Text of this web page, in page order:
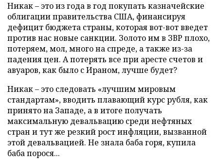
Никак – это из года в год покупать казначейские
облигации правительства США, финансируя
дефицит бюджета страны, которая вот-вот введет
против нас новые санкции. Золото им в ЗВР плохо,
потеряем, мол, много на спреде, а также из-за
падения цен. А потерять все при аресте счетов и
авуаров, как было с Ираном, лучше будет?
Никак – это следовать «лучшим мировым
стандартам», вводить плавающий курс рубля, как
принято на Западе, а в итоге получать
максимальную девальвацию среди нефтяных
стран и тут же резкий рост инфляции, вызванной
этой девальвацией. Не знала баба горя, купила
баба порося...